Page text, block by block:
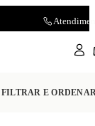
Encontre Nossas
FILTRAR E